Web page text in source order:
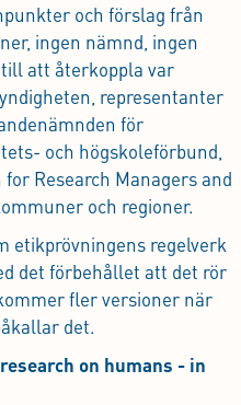
och förslag från
ingen nämnd, ingen
att återkoppla var
representanter
för
och högskoleförbund,
for Research Managers and
och regioner.
etikprövningens regelverk
det förbehållet att det rör
fler versioner när
det.
on humans - in